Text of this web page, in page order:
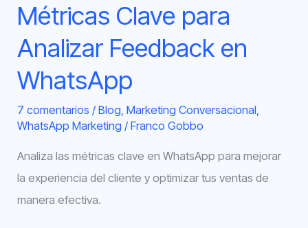
Métricas Clave para
Analizar Feedback en
WhatsApp
7 comentarios /Blog ,Marketing Conversacional
WhatsApp Marketing /Franco Gobbo
Analiza las métricas clave en WhatsApp para mejorar
la experiencia del cliente y optimizar tus ventas de
manera efectiva.